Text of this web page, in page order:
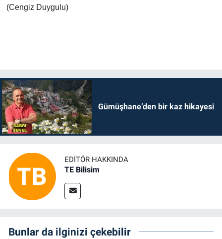
(Cengiz Duygulu)
Gümüşhane’den bir kaz hikayesi
EDITÖR HAKKINDA
TE Bilisim
Bunlar da ilginizi çekebilir